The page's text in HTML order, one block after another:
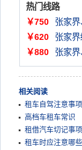
热门线路
￥750
张家
￥620
张家
￥880
张家
相关阅读
租车自驾注意事项
高档车租车常识
租借汽车切记事项
租车时应注意哪